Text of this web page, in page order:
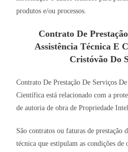
produtos e/ou processos.
Contrato De
Assistência Técnica E
Cristóvão Do
Contrato De Prestação De Serviços
Científica está relacionado com a
de autoria de obra de Propriedade
São contratos ou faturas de prestação
técnica que estipulam as condições de